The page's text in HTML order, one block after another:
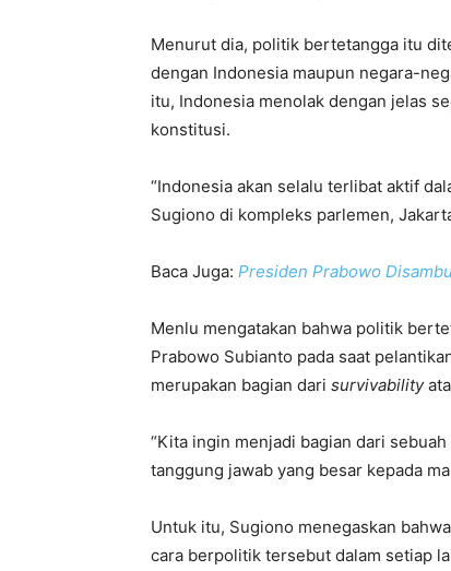
Menurut dia, politik bertetangga itu
dengan Indonesia maupun negara-
itu, Indonesia menolak dengan jelas
konstitusi.
“Indonesia akan selalu terlibat aktif
Sugiono di kompleks parlemen,
Baca Juga: Presiden Prabowo
Menlu mengatakan bahwa politik
Prabowo Subianto pada saat
merupakan bagian dari survivability
“Kita ingin menjadi bagian dari
tanggung jawab yang besar kepada
Untuk itu, Sugiono menegaskan
cara berpolitik tersebut dalam setiap